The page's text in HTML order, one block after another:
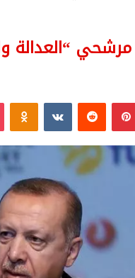
“العدالة
بينتيريست